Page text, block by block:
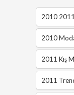
2010 2011
2010
2011 Kış
2011